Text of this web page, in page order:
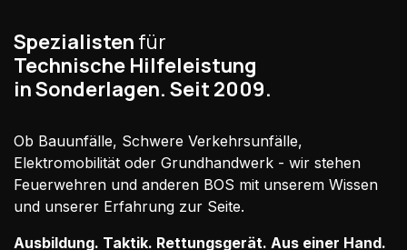
Spezialisten für
Technische Hilfeleistung
in Sonderlagen. Seit 2009.
Ob Bauunfälle, Schwere Verkehrsunfälle,
Elektromobilität oder Grundhandwerk - wir stehen
Feuerwehren und anderen BOS mit unserem Wissen
und unserer Erfahrung zur Seite.
Ausbildung. Taktik. Rettungsgerät. Aus einer Hand.